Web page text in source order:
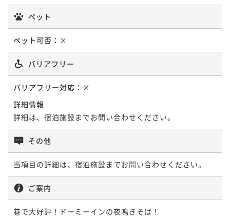
ペット
ペット可否： ×
バリアフリー
バリアフリー対応： ×
詳細情報
詳細は、宿泊施設までお問い合わせください。
その他
当項目の詳細は、宿泊施設までお問い合わせください。
ご案内
巷で大好評！ドーミーインの夜鳴きそば！